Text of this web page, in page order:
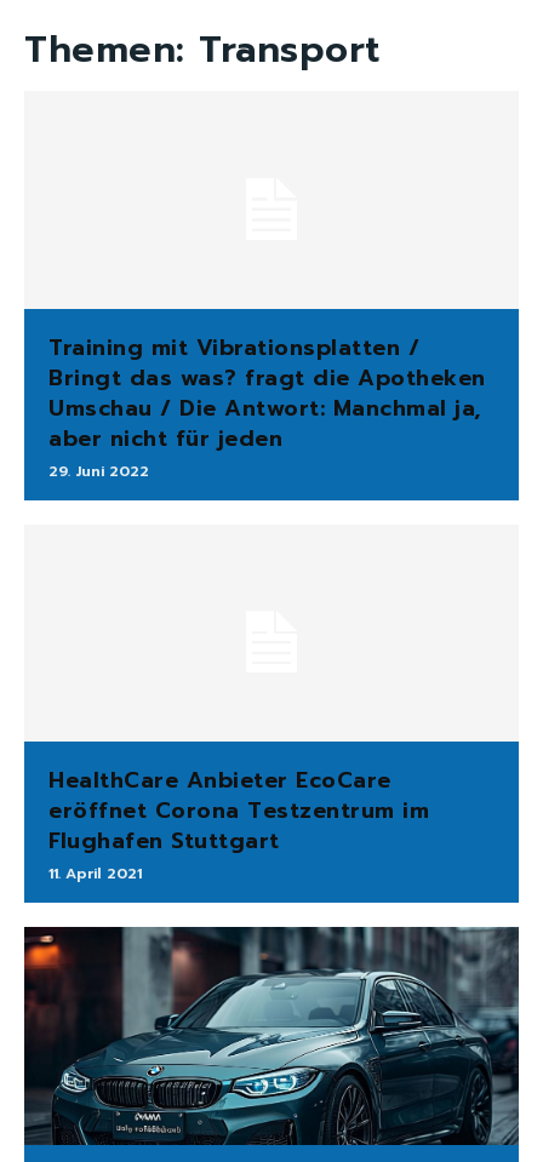
Themen: Transport
Training mit Vibrationsplatten /
Bringt das was? fragt die Apotheken
Umschau / Die Antwort: Manchmal ja,
aber nicht für jeden
29. Juni 2022
HealthCare Anbieter EcoCare
eröffnet Corona Testzentrum im
Flughafen Stuttgart
11. April 2021